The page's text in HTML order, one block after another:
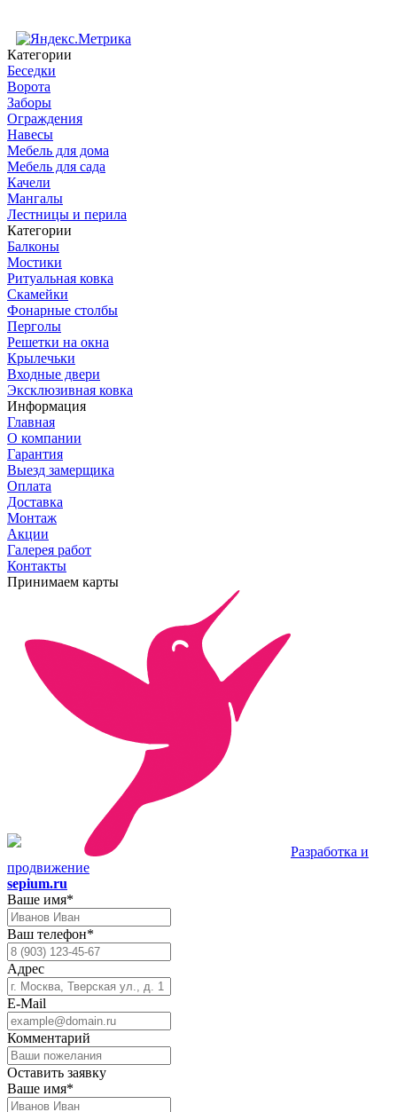
Категории
Беседки
Ворота
Заборы
Ограждения
Навесы
Мебель для дома
Мебель для сада
Качели
Мангалы
Лестницы и перила
Категории
Балконы
Мостики
Ритуальная ковка
Скамейки
Фонарные столбы
Перголы
Решетки на окна
Крылечьки
Входные двери
Эксклюзивная ковка
Информация
Главная
О компании
Гарантия
Выезд замерщика
Оплата
Доставка
Монтаж
Акции
Галерея работ
Контакты
Принимаем карты
Разработка и
продвижение
sepium.ru
Ваше имя*
Ваш телефон*
Адрес
E-Mail
Комментарий
Оставить заявку
Ваше имя*